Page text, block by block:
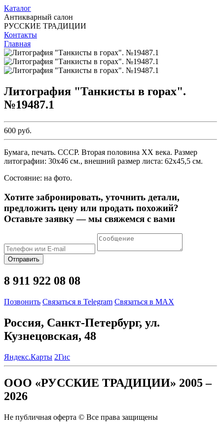
Каталог
Антикварный салон
РУССКИЕ ТРАДИЦИИ
Контакты
Главная
Литография "Танкисты в горах".
№19487.1
600 руб.
Бумага, печать. СССР. Вторая половина ХХ века. Размер
литографии: 30х46 см., внешний размер листа: 62х45,5 см.
Состояние: на фото.
Хотите забронировать, уточнить детали,
предложить цену или продать похожий?
Оставьте заявку — мы свяжемся с вами
Отправить
8 911 922 08 08
Позвонить Связаться в Telegram Связаться в MAX
Россия, Санкт-Петербург, ул.
Кузнецовская, 48
Яндекс.Карты 2Гис
ООО «РУССКИЕ ТРАДИЦИИ» 2005 –
2026
Не публичная оферта © Все права защищены